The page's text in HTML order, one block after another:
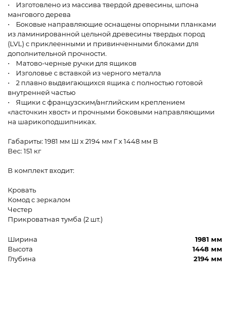
• Изготовлено из массива твердой древесины, шпона
мангового дерева
• Боковые направляющие оснащены опорными планками
из ламинированной цельной древесины твердых пород
(LVL) с приклеенными и привинченными блоками для
дополнительной прочности.
• Матово-черные ручки для ящиков
• Изголовье с вставкой из черного металла
• 2 плавно выдвигающихся ящика с полностью готовой
внутренней частью
• Ящики с французским/английским креплением
«ласточкин хвост» и прочными боковыми направляющими
на шарикоподшипниках.
Габариты: 1981 мм Ш x 2194 мм Г x 1448 мм В
Вес: 151 кг
В комплект входит:
Кровать
Комод с зеркалом
Честер
Прикроватная тумба (2 шт.)
Ширина
1981 мм
Высота
1448 мм
Глубина
2194 мм